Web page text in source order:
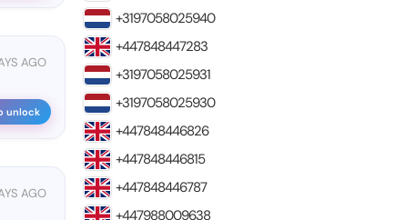
AGO
unlock
AGO
+3197058025940
+447848447283
+3197058025931
+3197058025930
+447848446826
+447848446815
+447848446787
+447988009638